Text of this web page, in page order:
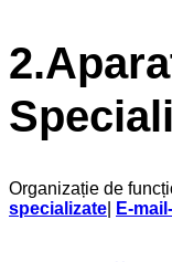
Organizație de
specializate
E-